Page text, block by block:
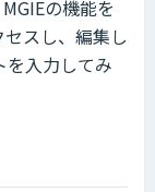
の機能を
スし、編集し
を入力してみ